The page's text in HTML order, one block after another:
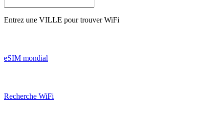
Entrez une VILLE pour trouver WiFi
eSIM mondial
Recherche WiFi